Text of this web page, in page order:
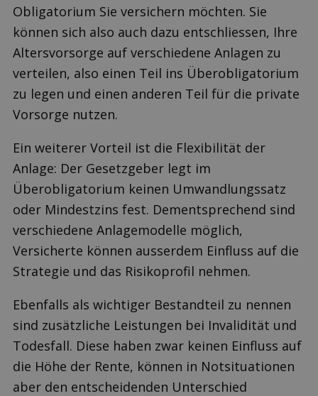
Obligatorium Sie versichern möchten. Sie
können sich also auch dazu entschliessen, Ihre
Altersvorsorge auf verschiedene Anlagen zu
verteilen, also einen Teil ins Überobligatorium
zu legen und einen anderen Teil für die private
Vorsorge nutzen.
Ein weiterer Vorteil ist die Flexibilität der
Anlage: Der Gesetzgeber legt im
Überobligatorium keinen Umwandlungssatz
oder Mindestzins fest. Dementsprechend sind
verschiedene Anlagemodelle möglich,
Versicherte können ausserdem Einfluss auf die
Strategie und das Risikoprofil nehmen.
Ebenfalls als wichtiger Bestandteil zu nennen
sind zusätzliche Leistungen bei Invalidität und
Todesfall. Diese haben zwar keinen Einfluss auf
die Höhe der Rente, können in Notsituationen
aber den entscheidenden Unterschied